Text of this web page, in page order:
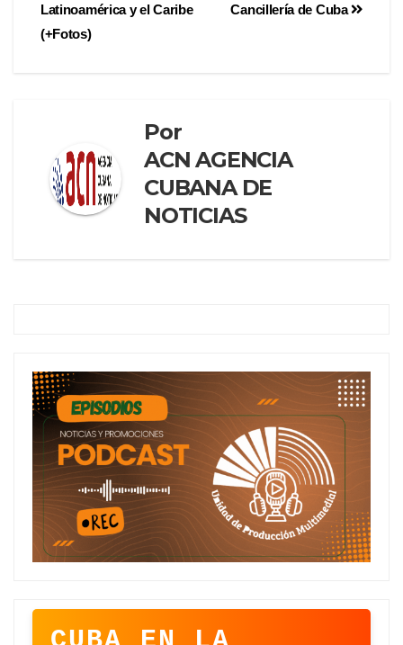
Cancillería de Cuba
Latinoamérica y el Caribe
(+Fotos)
Por
ACN AGENCIA
CUBANA DE
NOTICIAS